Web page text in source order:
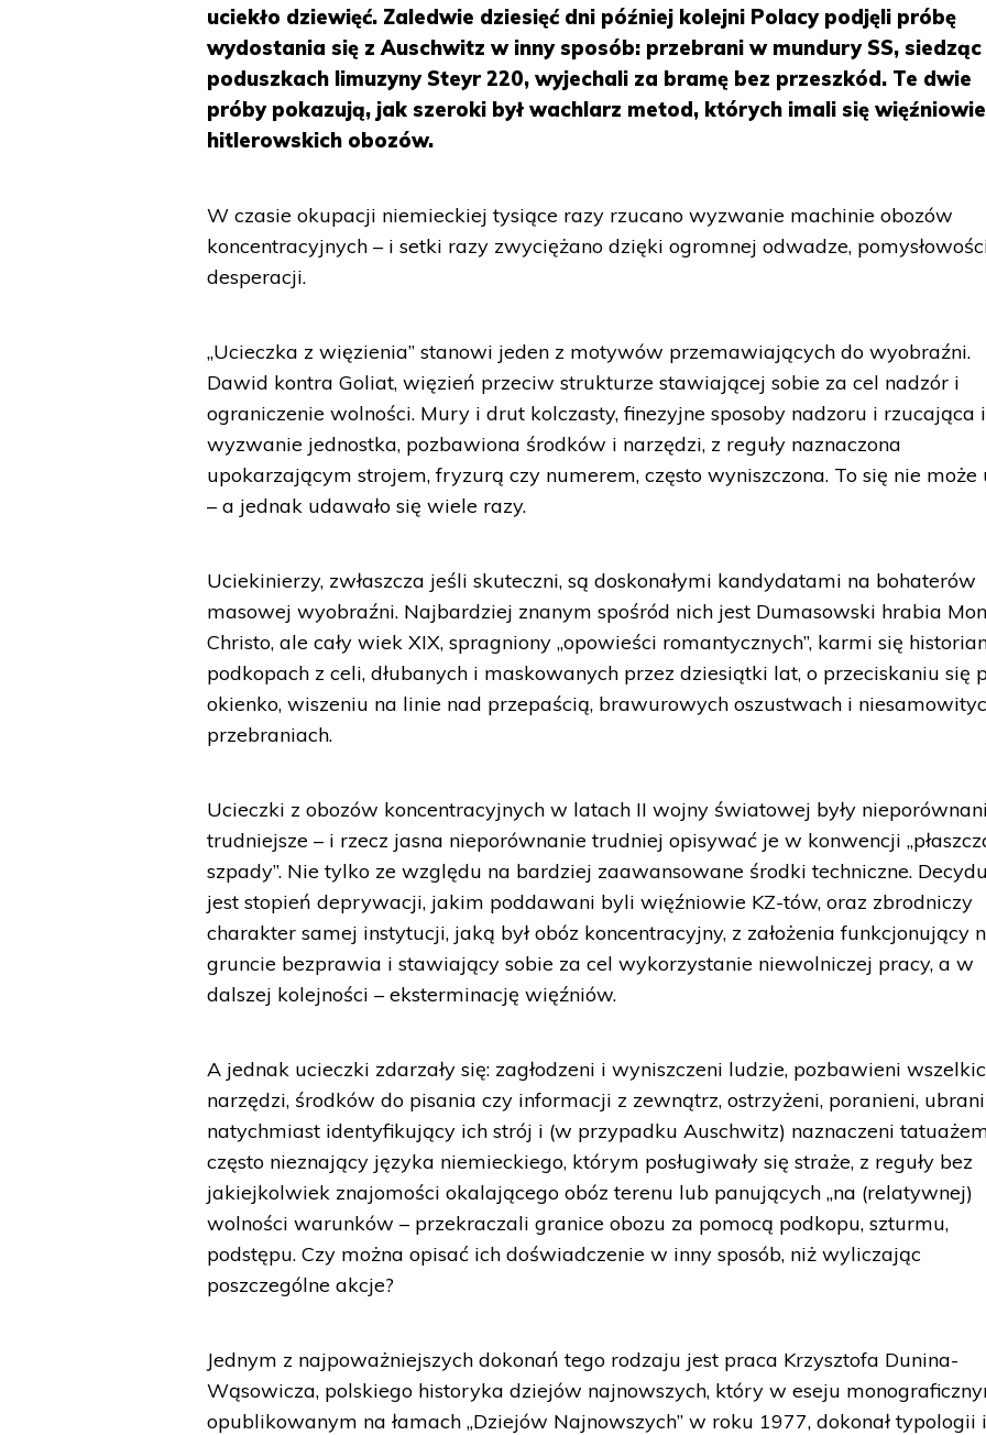
uciekło dziewięć. Zaledwie dziesięć dni później kolejni Polacy podjęli próbę
wydostania się z Auschwitz w inny sposób: przebrani w mundury SS, siedząc
poduszkach limuzyny Steyr 220, wyjechali za bramę bez przeszkód. Te dwie
próby pokazują, jak szeroki był wachlarz metod, których imali się więźniowie
hitlerowskich obozów.
W czasie okupacji niemieckiej tysiące razy rzucano wyzwanie machinie obozów
koncentracyjnych – i setki razy zwyciężano dzięki ogromnej odwadze,
desperacji.
„Ucieczka z więzienia” stanowi jeden z motywów przemawiających do wyobraźni.
Dawid kontra Goliat, więzień przeciw strukturze stawiającej sobie za cel nadzór i
ograniczenie wolności. Mury i drut kolczasty, finezyjne sposoby nadzoru i rzucająca
wyzwanie jednostka, pozbawiona środków i narzędzi, z reguły naznaczona
upokarzającym strojem, fryzurą czy numerem, często wyniszczona. To się nie może
– a jednak udawało się wiele razy.
Uciekinierzy, zwłaszcza jeśli skuteczni, są doskonałymi kandydatami na bohaterów
masowej wyobraźni. Najbardziej znanym spośród nich jest Dumasowski hrabia
Christo, ale cały wiek XIX, spragniony „opowieści romantycznych”, karmi się
podkopach z celi, dłubanych i maskowanych przez dziesiątki lat, o przeciskaniu się
okienko, wiszeniu na linie nad przepaścią, brawurowych oszustwach i
przebraniach.
Ucieczki z obozów koncentracyjnych w latach II wojny światowej były
trudniejsze – i rzecz jasna nieporównanie trudniej opisywać je w konwencji
szpady”. Nie tylko ze względu na bardziej zaawansowane środki techniczne.
jest stopień deprywacji, jakim poddawani byli więźniowie KZ-tów, oraz zbrodniczy
charakter samej instytucji, jaką był obóz koncentracyjny, z założenia funkcjonujący
gruncie bezprawia i stawiający sobie za cel wykorzystanie niewolniczej pracy, a w
dalszej kolejności – eksterminację więźniów.
A jednak ucieczki zdarzały się: zagłodzeni i wyniszczeni ludzie, pozbawieni
narzędzi, środków do pisania czy informacji z zewnątrz, ostrzyżeni, poranieni,
natychmiast identyfikujący ich strój i (w przypadku Auschwitz) naznaczeni
często nieznający języka niemieckiego, którym posługiwały się straże, z reguły bez
jakiejkolwiek znajomości okalającego obóz terenu lub panujących „na (relatywnej)
wolności warunków – przekraczali granice obozu za pomocą podkopu, szturmu,
podstępu. Czy można opisać ich doświadczenie w inny sposób, niż wyliczając
poszczególne akcje?
Jednym z najpoważniejszych dokonań tego rodzaju jest praca Krzysztofa Dunina-
Wąsowicza, polskiego historyka dziejów najnowszych, który w eseju
opublikowanym na łamach „Dziejów Najnowszych” w roku 1977, dokonał typologii i